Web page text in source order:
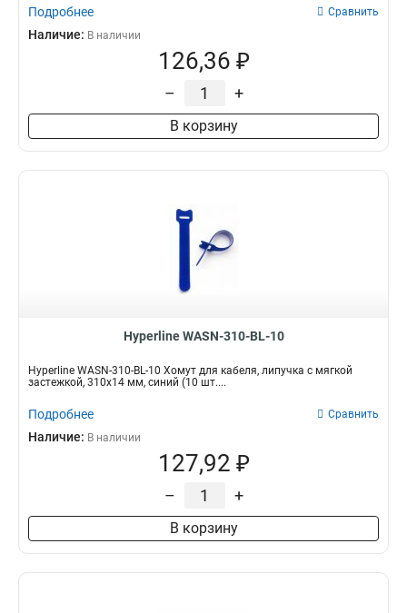
Подробнее Сравнить
Наличие: В наличии
126,36 ₽
– +
В корзину
Hyperline WASN-310-BL-10
Hyperline WASN-310-BL-10 Хомут для кабеля, липучка с мягкой
застежкой, 310x14 мм, синий (10 шт....
Подробнее Сравнить
Наличие: В наличии
127,92 ₽
– +
В корзину